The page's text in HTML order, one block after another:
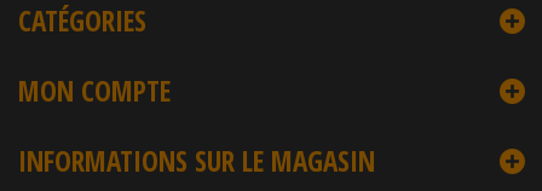
CATÉGORIES
MON COMPTE
INFORMATIONS SUR LE MAGASIN